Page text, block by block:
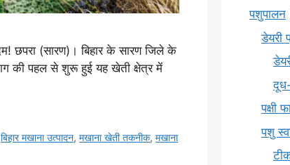
छपरा (सारण)। बिहार के सारण जिले के
की पहल से शुरू हुई यह खेती क्षेत्र में
बिहार मखाना उत्पादन,मखाना खेती तकनीक,मखाना
पशुपालन
डेयरी
पक्षी
पशु